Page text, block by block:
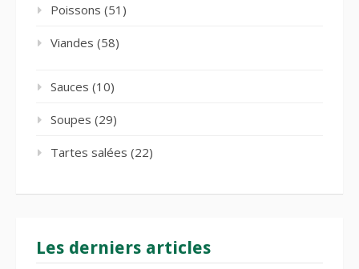
Poissons (51)
Viandes (58)
Sauces (10)
Soupes (29)
Tartes salées (22)
Les derniers articles